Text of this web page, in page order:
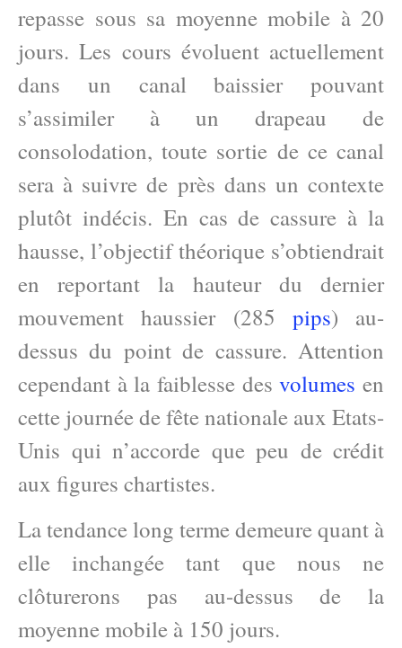
repasse sous sa moyenne mobile à 20
jours. Les cours évoluent actuellement
dans un canal baissier pouvant
s’assimiler à un drapeau de
consolodation, toute sortie de ce canal
sera à suivre de près dans un contexte
plutôt indécis. En cas de cassure à la
hausse, l’objectif théorique s’obtiendrait
en reportant la hauteur du dernier
mouvement haussier (285 pips) au-
dessus du point de cassure. Attention
cependant à la faiblesse desvolumes en
cette journée de fête nationale aux Etats-
Unis qui n’accorde que peu de crédit
aux figures chartistes.
La tendance long terme demeure quant à
elle inchangée tant que nous ne
clôturerons pas au-dessus de la
moyenne mobile à 150 jours.